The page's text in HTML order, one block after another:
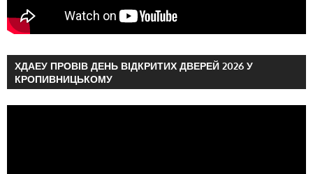
ХДАЕУ ПРОВІВ ДЕНЬ ВІДКРИТИХ ДВЕРЕЙ 2026 У
КРОПИВНИЦЬКОМУ